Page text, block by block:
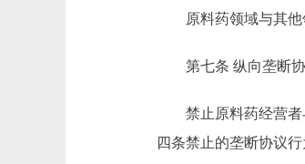
原料药领域与其他领
第七条 纵向垄断
禁止原料药经营者与
四条禁止的垄断协议行